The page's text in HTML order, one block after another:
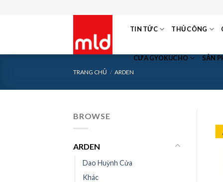
TIN TỨC THỦ CÔNG
CƯA GYOKUCHO SẢN
TRANG CHỦ / ARDEN
BROWSE
ARDEN
Dao Huỳnh Cửa
Khác